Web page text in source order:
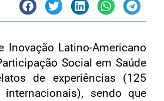
Inovação Latino-Americano
Social em Saúde
de experiências (125
sendo que